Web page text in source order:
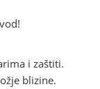
i zaštiti.
blizine.